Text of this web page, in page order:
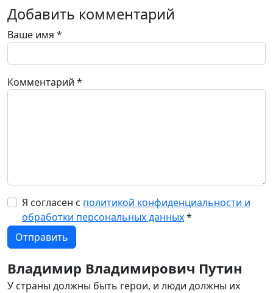
Добавить комментарий
Ваше имя *
Комментарий *
Я согласен с политикой конфиденциальности и
обработки персональных данных*
Владимир Владимирович Путин
У страны должны быть герои, и люди должны их